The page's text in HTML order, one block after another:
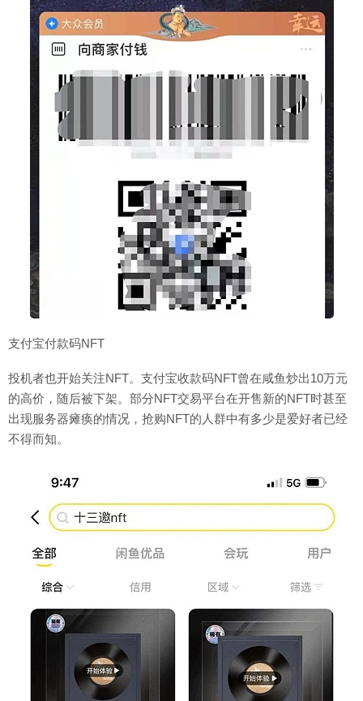
支付宝付款码NFT
投机者也开始关注NFT。支付宝收款码NFT曾在咸鱼炒出10万元
的高价，随后被下架。部分NFT交易平台在开售新的NFT时甚至
出现服务器瘫痪的情况，抢购NFT的人群中有多少是爱好者已经
不得而知。